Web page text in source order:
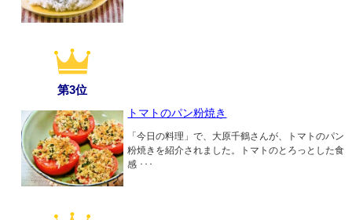
第3位
トマトのパン粉焼き
「今日の料理」で、大原千鶴さんが、トマトのパン
粉焼きを紹介されました。トマトのとろっとした食
感 ･･･